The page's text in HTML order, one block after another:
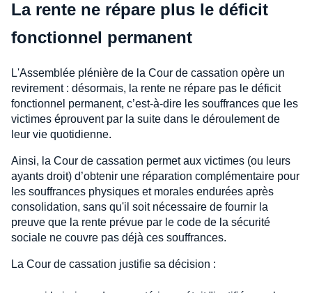
La rente ne répare plus le déficit
fonctionnel permanent
L'Assemblée plénière de la Cour de cassation opère un
revirement : désormais, la rente ne répare pas le déficit
fonctionnel permanent, c’est-à-dire les souffrances que les
victimes éprouvent par la suite dans le déroulement de
leur vie quotidienne.
Ainsi, la Cour de cassation permet aux victimes (ou leurs
ayants droit) d’obtenir une réparation complémentaire pour
les souffrances physiques et morales endurées après
consolidation, sans qu'il soit nécessaire de fournir la
preuve que la rente prévue par le code de la sécurité
sociale ne couvre pas déjà ces souffrances.
La Cour de cassation justifie sa décision :